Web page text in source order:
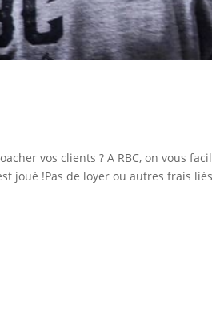
vos clients ? A RBC, on vous
joué !Pas de loyer ou autres frais